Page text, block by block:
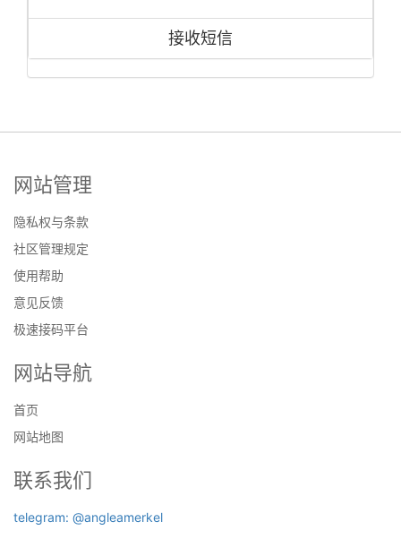
接收短信
网站管理
隐私权与条款
社区管理规定
使用帮助
意见反馈
极速接码平台
网站导航
首页
网站地图
联系我们
telegram: @angleamerkel